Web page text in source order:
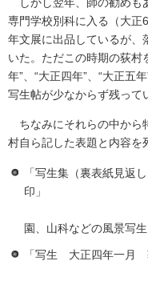
専門学校別科に入る（大正
年文展に出品しているが、
いた。ただこの時期の荻村
年”、“大正四年”、“大正五
写生帖が少なからず残って
ちなみにそれらの中から
村自ら記した表題と内容を
「写生集（裏表紙見
印」
大正3年・
園、山科などの風景写生
「写生 大正四年一月
大正4年・